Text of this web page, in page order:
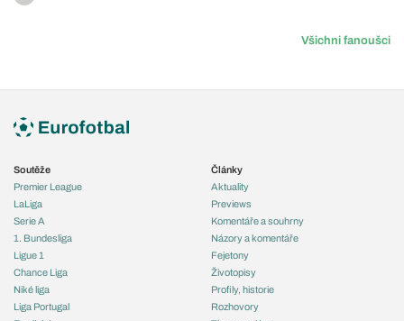
Všichni fanoušci
Soutěže
Premier League
LaLiga
Serie A
1. Bundesliga
Ligue 1
Chance Liga
Niké liga
Liga Portugal
Články
Aktuality
Previews
Komentáře a souhrny
Názory a komentáře
Fejetony
Životopisy
Profily, historie
Rozhovory